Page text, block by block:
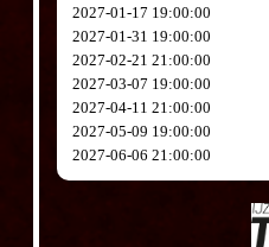
2027-01-17 19:00:00
2027-01-31 19:00:00
2027-02-21 21:00:00
2027-03-07 19:00:00
2027-04-11 21:00:00
2027-05-09 19:00:00
2027-06-06 21:00:00